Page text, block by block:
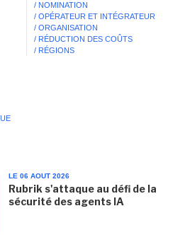
/ NOMINATION
/ OPÉRATEUR ET INTÉGRATEUR
/ ORGANISATION
/ RÉDUCTION DES COÛTS
/ RÉGIONS
LE 06 AOUT 2026
Rubrik s'attaque au défi de la
sécurité des agents IA